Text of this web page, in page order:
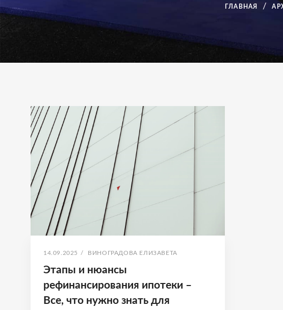
ГЛАВНАЯ
Рубрика:
Успешная
сделка
ипотеки
ОПУБЛИКОВАНО
14.09.2025 / АВТОР:
ВИНОГРАДОВА ЕЛИЗАВЕТА
Этапы и нюансы
рефинансирования ипотеки –
Все, что нужно знать для